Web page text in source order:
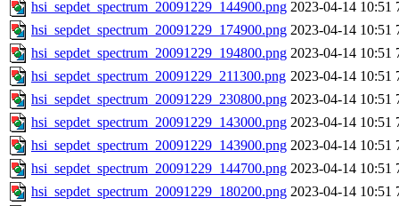
hsi_sepdet_spectrum_20091229_144900.png 2023-04-14 10:51
hsi_sepdet_spectrum_20091229_174900.png 2023-04-14 10:51
hsi_sepdet_spectrum_20091229_194800.png 2023-04-14 10:51
hsi_sepdet_spectrum_20091229_211300.png 2023-04-14 10:51
hsi_sepdet_spectrum_20091229_230800.png 2023-04-14 10:51
hsi_sepdet_spectrum_20091229_143000.png 2023-04-14 10:51
hsi_sepdet_spectrum_20091229_143900.png 2023-04-14 10:51
hsi_sepdet_spectrum_20091229_144700.png 2023-04-14 10:51
hsi_sepdet_spectrum_20091229_180200.png 2023-04-14 10:51